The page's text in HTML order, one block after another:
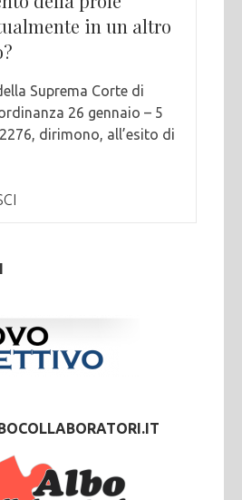
in un altro
Suprema Corte di
26 gennaio – 5
dirimono, all’esito di